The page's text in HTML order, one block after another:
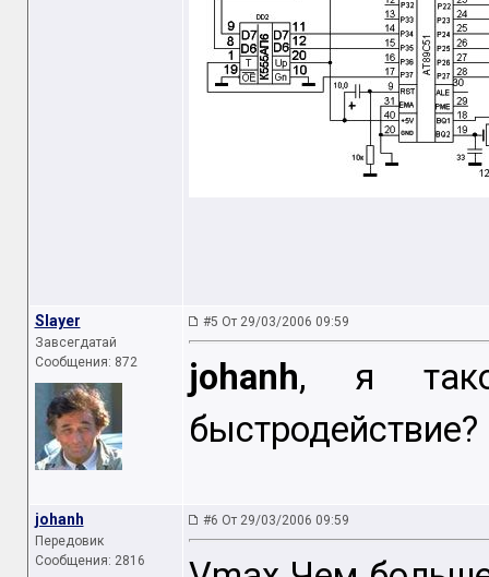
Slayer
Завсегдатай
Сообщения: 872
#5 От 29/03/2006 09:59
johanh, я
быстродействие?
johanh
Передовик
Сообщения: 2816
#6 От 29/03/2006 09:59